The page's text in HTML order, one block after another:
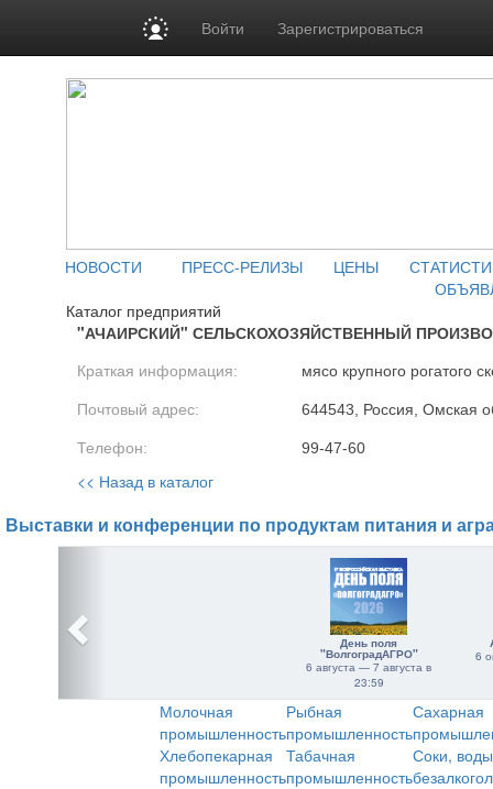
Войти Зарегистрироваться
НОВОСТИ ПРЕСС-РЕЛИЗЫ ЦЕНЫ
Каталог предприятий
"АЧАИРСКИЙ" СЕЛЬСКОХОЗЯЙСТВЕННЫЙ
Краткая информация: мясо крупного рогатого
Почтовый адрес: 644543, Россия, Омская
Телефон: 99-47-60
<< Назад в каталог
Выставки и конференции по продуктам питания и
День поля
"ВолгоградАГРО"
6 августа — 7 августа в
23:59
6
Молочная
промышленность
Рыбная
промышленность
Сахарная
Хлебопекарная
промышленность
Табачная
промышленность
Соки,